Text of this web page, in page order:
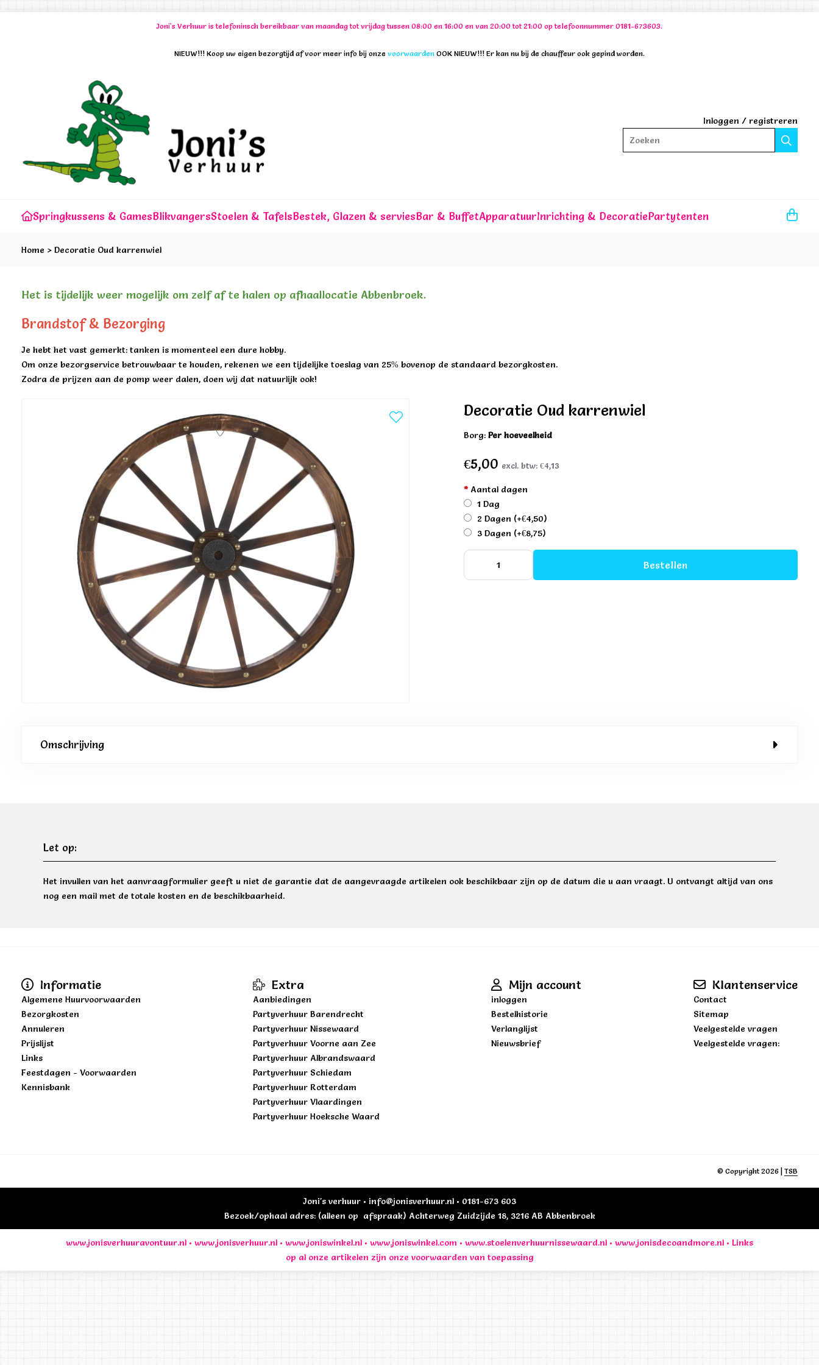
Joni's Verhuur is telefoninsch bereikbaar van maandag tot vrijdag tussen 08:00 en 16:00 en van 20:00 tot 21:00 op telefoonnummer 0181-673603.
NIEUW!!! Koop uw eigen bezorgtijd af voor meer info bij onze voorwaarden OOK NIEUW!!! Er kan nu bij de chauffeur ook gepind worden.
Inloggen / registreren
Zoeken
Springkussens & GamesBlikvangersStoelen & TafelsBestek, Glazen & serviesBar & BuffetApparatuurInrichting & DecoratiePartytenten
Home > Decoratie Oud karrenwiel
Het is tijdelijk weer mogelijk om zelf af te halen op afhaallocatie Abbenbroek.
Brandstof & Bezorging
Je hebt het vast gemerkt: tanken is momenteel een dure hobby.
Om onze bezorgservice betrouwbaar te houden, rekenen we een tijdelijke toeslag van 25% bovenop de standaard bezorgkosten.
Zodra de prijzen aan de pomp weer dalen, doen wij dat natuurlijk ook!
Decoratie Oud karrenwiel
Borg:Per hoeveelheid
€5,00 excl. btw:€4,13
* Aantal dagen
1 Dag
2 Dagen (+€4,50)
3 Dagen (+€8,75)
Bestellen
Omschrijving
Let op:
Het invullen van het aanvraagformulier geeft u niet de garantie dat de aangevraagde artikelen ook beschikbaar zijn op de datum die u aan vraagt. U ontvangt altijd van ons
nog een mail met de totale kosten en de beschikbaarheid.
Informatie
Algemene Huurvoorwaarden
Bezorgkosten
Annuleren
Prijslijst
Links
Feestdagen - Voorwaarden
Kennisbank
Extra
Aanbiedingen
Partyverhuur Barendrecht
Partyverhuur Nissewaard
Partyverhuur Voorne aan Zee
Partyverhuur Albrandswaard
Partyverhuur Schiedam
Partyverhuur Rotterdam
Partyverhuur Vlaardingen
Partyverhuur Hoeksche Waard
Mijn account
inloggen
Bestelhistorie
Verlanglijst
Nieuwsbrief
Klantenservice
Contact
Sitemap
Veelgestelde vragen
Veelgestelde vragen:
© Copyright 2026 | TSB
Joni's verhuur • info@jonisverhuur.nl • 0181-673 603
Bezoek/ophaal adres: (alleen op afspraak) Achterweg Zuidzijde 18, 3216 AB Abbenbroek
www.jonisverhuuravontuur.nl • www.jonisverhuur.nl • www.joniswinkel.nl • www.joniswinkel.com • www.stoelenverhuurnissewaard.nl • www.jonisdecoandmore.nl • Links
op al onze artikelen zijn onze voorwaarden van toepassing